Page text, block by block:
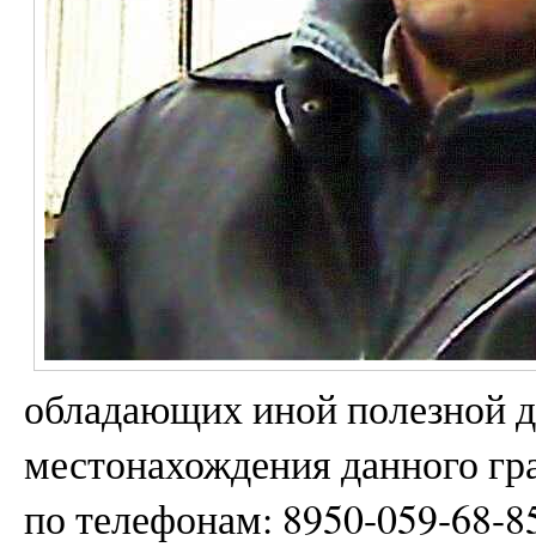
обладающих иной полезной
местонахождения данного
по телефонам: 8950-059-68-